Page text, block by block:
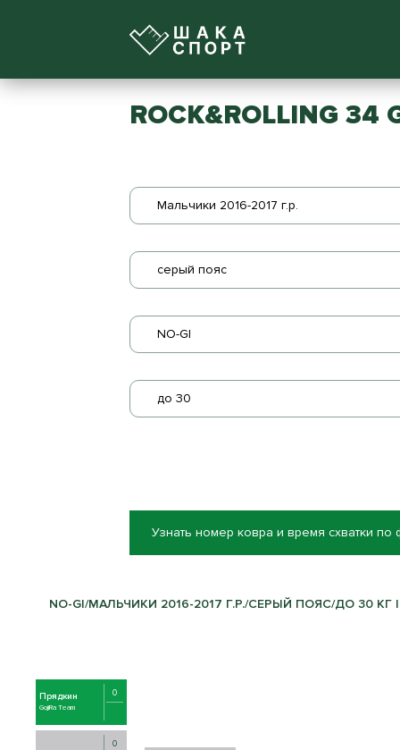
ROCK&ROLLING 34
Мальчики 2016-2017 г.р.
серый пояс
NO-GI
до 30
Узнать номер ковра и время схватки по
NO-GI/МАЛЬЧИКИ 2016-2017 Г.Р./СЕРЫЙ ПОЯС/ДО 30 КГ
Прядкин
GojiRa Team
0
0